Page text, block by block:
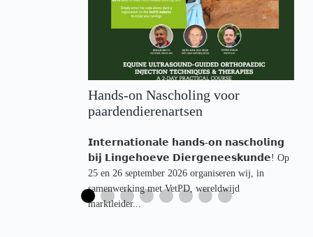
Hands-on Nascholing voor
paardendierenartsen
𝗜𝗻𝘁𝗲𝗿𝗻𝗮𝘁𝗶𝗼𝗻𝗮𝗹𝗲 𝗵𝗮𝗻𝗱𝘀-𝗼𝗻 𝗻𝗮𝘀𝗰𝗵𝗼𝗹𝗶𝗻𝗴
𝗯𝗶𝗷 𝗟𝗶𝗻𝗴𝗲𝗵𝗼𝗲𝘃𝗲 𝗗𝗶𝗲𝗿𝗴𝗲𝗻𝗲𝗲𝘀𝗸𝘂𝗻𝗱𝗲! Op
25 en 26 september 2026 organiseren wij, in
samenwerking met VetPD, wereldwijd
marktleider...